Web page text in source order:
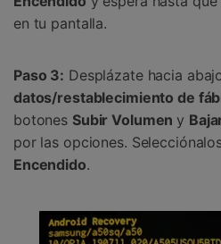
en tu pantalla.
Paso 3: Desplázate hacia
datos/restablecimiento de
botones Subir Volumen y
por las opciones.
Encendido.